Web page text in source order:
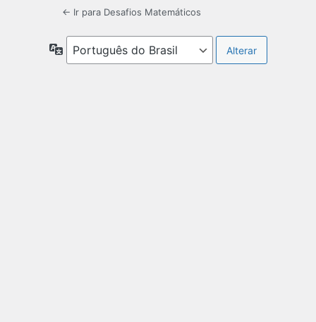
← Ir para Desafios Matemáticos
Idioma